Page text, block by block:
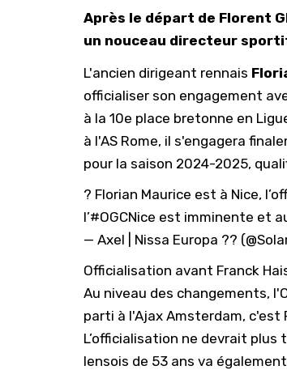
Après le départ de Florent
un nouceau directeur
L'ancien dirigeant rennais
officialiser son engagement
à la 10e place bretonne en
à l'AS Rome, il s'engagera
pour la saison 2024-2025,
? Florian Maurice est à Nice,
l’#OGCNice est imminente et
— Axel | Nissa Europa ??
Officialisation avant Franck
Au niveau des changements,
parti à l'Ajax Amsterdam, c'est
L’officialisation ne devrait
lensois de 53 ans va